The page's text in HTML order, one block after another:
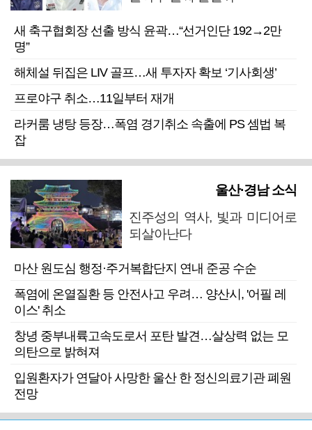
새 축구협회장 선출 방식 윤곽…“선거인단 192→2만
명”
해체설 뒤집은 LIV 골프…새 투자자 확보 ‘기사회생’
프로야구 취소…11일부터 재개
라커룸 냉탕 등장…폭염 경기취소 속출에 PS 셈법 복
잡
울산·경남 소식
진주성의 역사, 빛과 미디어로
되살아난다
마산 원도심 행정·주거복합단지 연내 준공 수순
폭염에 온열질환 등 안전사고 우려… 양산시, '어필 레
이스' 취소
창녕 중부내륙고속도로서 포탄 발견…살상력 없는 모
의탄으로 밝혀져
입원환자가 연달아 사망한 울산 한 정신의료기관 폐원
전망